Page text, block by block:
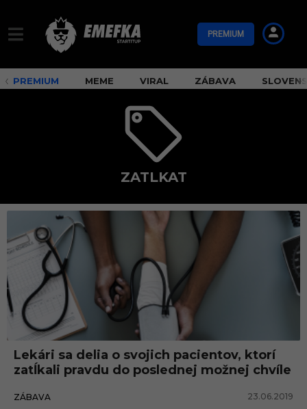
PREMIUM
PREMIUM MEME VIRAL ZÁBAVA
ZATLKAT
a
t
l
k
a
tLekári sa delia o svojich pacientov, ktorí
zatĺkali pravdu do poslednej možnej chvíle
ZÁBAVA 23.06.2019